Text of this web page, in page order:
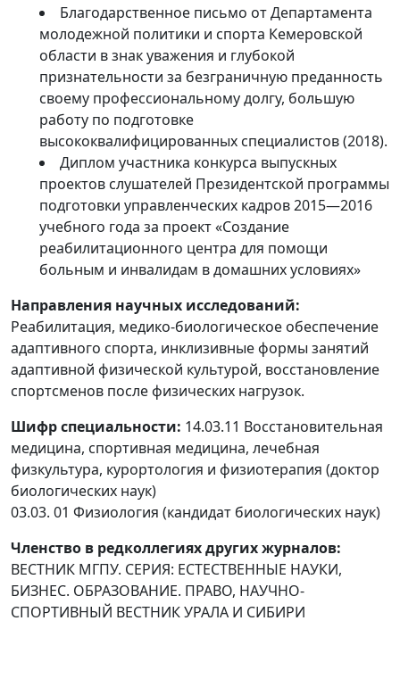
Благодарственное письмо от Департамента
молодежной политики и спорта Кемеровской
области в знак уважения и глубокой
признательности за безграничную преданность
своему профессиональному долгу, большую
работу по подготовке
высококвалифицированных специалистов (2018).
Диплом участника конкурса выпускных
проектов слушателей Президентской программы
подготовки управленческих кадров 2015—2016
учебного года за проект «Создание
реабилитационного центра для помощи
больным и инвалидам в домашних условиях»
Направления научных исследований:
Реабилитация, медико-биологическое обеспечение
адаптивного спорта, инклизивные формы занятий
адаптивной физической культурой, восстановление
спортсменов после физических нагрузок.
Шифр специальности: 14.03.11 Восстановительная
медицина, спортивная медицина, лечебная
физкультура, курортология и физиотерапия (доктор
биологических наук)
03.03. 01 Физиология (кандидат биологических наук)
Членство в редколлегиях других журналов:
ВЕСТНИК МГПУ. СЕРИЯ: ЕСТЕСТВЕННЫЕ НАУКИ,
БИЗНЕС. ОБРАЗОВАНИЕ. ПРАВО, НАУЧНО-
СПОРТИВНЫЙ ВЕСТНИК УРАЛА И СИБИРИ